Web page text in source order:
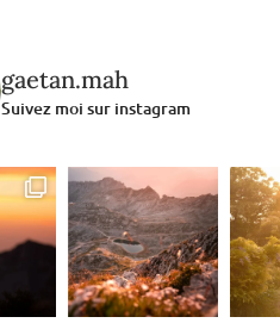
gaetan.mah
Suivez moi sur instagram